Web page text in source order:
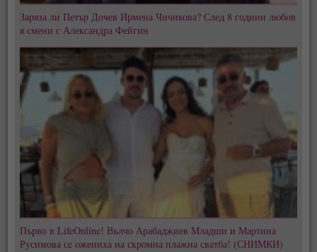
Заряза ли Петър Дочев Ирмена Чичикова? След 8 години любов
я смени с Александра Фейгин
Първо в LifeOnline! Вълчо Арабаджиев Младши и Мартина
Русимова сe oжениха на скромна плажна сватба! (СНИМКИ)